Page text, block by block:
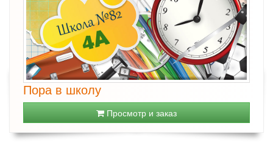
Пора в школу
Просмотр и заказ